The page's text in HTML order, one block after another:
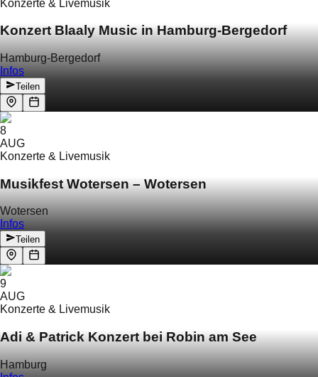
Konzerte & Livemusik
Konzert Blaaly Music in Hamburg-Bergedorf
Hamburg-Bergedorf
Infos
Teilen
8
AUG
Konzerte & Livemusik
Musikfest Wotersen – Wotersen
Wotersen
Infos
Teilen
9
AUG
Konzerte & Livemusik
Adi & Patrick Konzert bei Robin am See
Hamburg